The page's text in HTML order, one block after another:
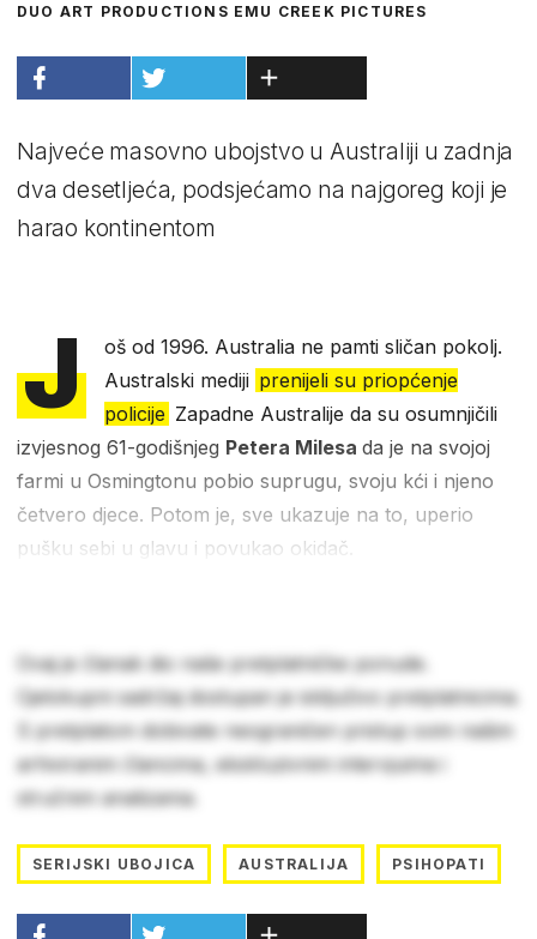
DUO ART PRODUCTIONS EMU CREEK PICTURES
Najveće masovno ubojstvo u Australiji u zadnja
dva desetljeća, podsjećamo na najgoreg koji je
harao kontinentom
J
oš od 1996. Australia ne pamti sličan pokolj.
Australski mediji prenijeli su priopćenje
policije Zapadne Australije da su osumnjičili
izvjesnog 61-godišnjeg Petera Milesa da je na svojoj
farmi u Osmingtonu pobio suprugu, svoju kći i njeno
četvero djece. Potom je, sve ukazuje na to, uperio
pušku sebi u glavu i povukao okidač.
Ovaj je članak dio naše pretplatničke ponude.
Cjelokupni sadržaj dostupan je isključivo pretplatnicima.
S pretplatom dobivate neograničen pristup svim našim
arhiviranim člancima, ekskluzivnim intervjuima i
stručnim analizama.
SERIJSKI UBOJICA AUSTRALIJA PSIHOPATI